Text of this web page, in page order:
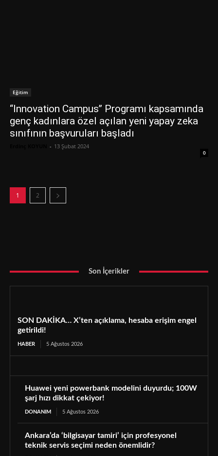
Eğitim
‘‘Innovation Campus’’ Programı kapsamında
genç kadınlara özel açılan yeni yapay zeka
sınıfının başvuruları başladı
- 13 Şubat 2024
0
1 2
Son İçerikler
SON DAKİKA… X’ten açıklama, hesaba erişim engel
getirildi!
HABER 5 Ağustos 2026
Huawei yeni powerbank modelini duyurdu; 100W
şarj hızı dikkat çekiyor!
DONANIM 5 Ağustos 2026
Ankara’da ‘bilgisayar tamiri’ için profesyonel
teknik servis seçimi neden önemlidir?